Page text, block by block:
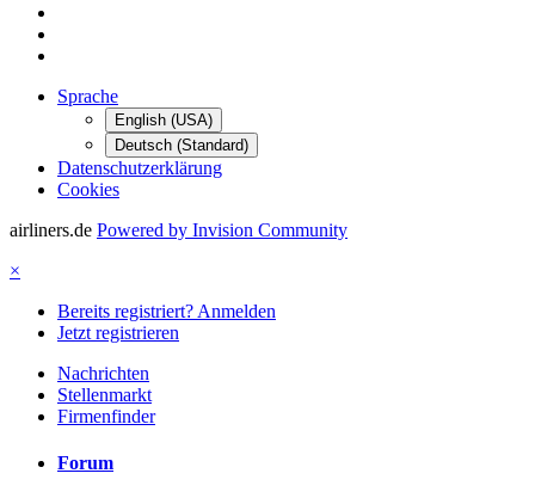
Sprache
English (USA)
Deutsch (Standard)
Datenschutzerklärung
Cookies
airliners.de Powered by Invision Community
×
Bereits registriert? Anmelden
Jetzt registrieren
Nachrichten
Stellenmarkt
Firmenfinder
Forum